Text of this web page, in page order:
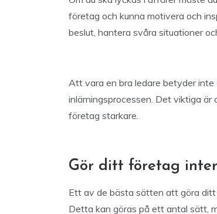
företag och kunna motivera och
beslut, hantera svåra situationer
Att vara en bra ledare betyder
inlärningsprocessen. Det viktiga
företag starkare.
Gör ditt företag
Ett av de bästa sätten att göra
Detta kan göras på ett antal sätt,